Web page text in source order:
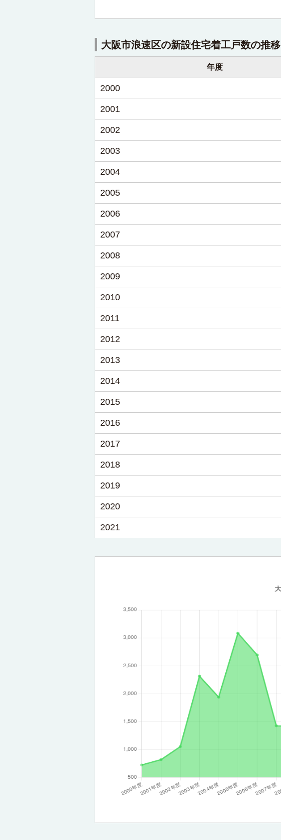
大阪市浪速区の新設住宅着工戸数の推移
年度
2000
2001
2002
2003
2004
2005
2006
2007
2008
2009
2010
2011
2012
2013
2014
2015
2016
2017
2018
2019
2020
2021